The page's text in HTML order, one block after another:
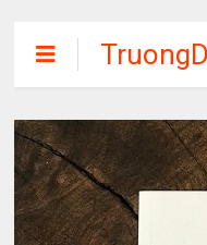
Chia sẽ
các
phần
tập